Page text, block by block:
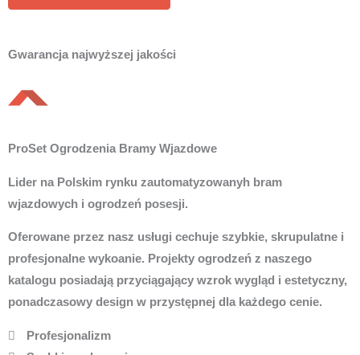
Gwarancja najwyższej jakości
ProSet Ogrodzenia Bramy Wjazdowe
Lider na Polskim rynku zautomatyzowanyh bram
wjazdowych i ogrodzeń posesji.
Oferowane przez nasz usługi cechuje szybkie, skrupulatne i
profesjonalne wykoanie. Projekty ogrodzeń z naszego
katalogu posiadają przyciągający wzrok wygląd i estetyczny,
ponadczasowy design w przystępnej dla każdego cenie.
Profesjonalizm